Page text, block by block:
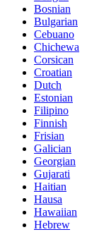
Bosnian
Bulgarian
Cebuano
Chichewa
Corsican
Croatian
Dutch
Estonian
Filipino
Finnish
Frisian
Galician
Georgian
Gujarati
Haitian
Hausa
Hawaiian
Hebrew